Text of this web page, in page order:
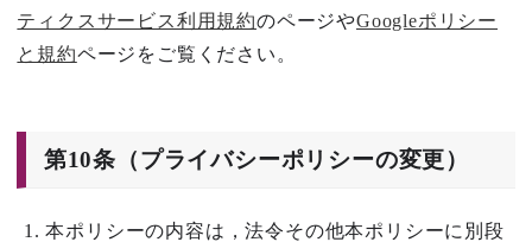
ティクスサービス利用規約のページやGoogleポリシー
と規約ページをご覧ください。
第10条（プライバシーポリシーの変更）
本ポリシーの内容は，法令その他本ポリシーに別段